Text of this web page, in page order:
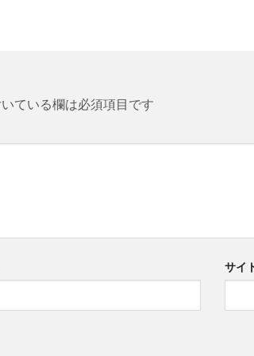
ている欄は必須項目です
サイ